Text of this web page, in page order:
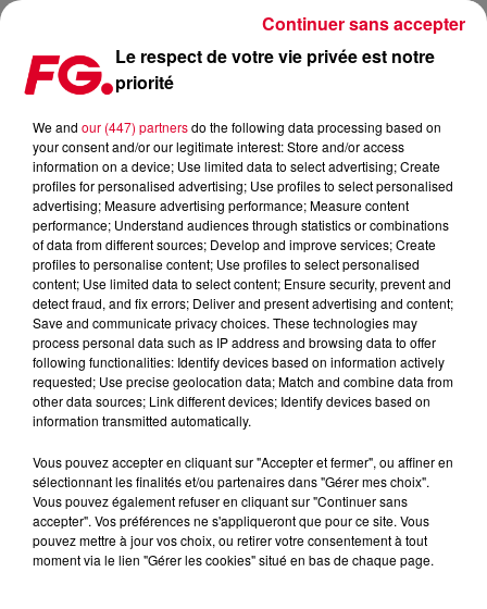
27 novembre 2023
LA MUSIC STORY DU JOUR : JOY ANONYMOUS
Le respect de votre vie privée est notre
priorité
We and our (447) partnersdo the following data processing based on
your consent and/or our legitimate interest: Store and/or access
information on a device; Use limited data to select advertising; Create
profiles for personalised advertising; Use profiles to select personalised
advertising; Measure advertising performance; Measure content
performance; Understand audiences through statistics or combinations
of data from different sources; Develop and improve services; Create
profiles to personalise content; Use profiles to select personalised
content; Use limited data to select content; Ensure security, prevent and
detect fraud, and fix errors; Deliver and present advertising and content;
Save and communicate privacy choices. These technologies may
process personal data such as IP address and browsing data to offer
following functionalities: Identify devices based on information actively
requested; Use precise geolocation data; Match and combine data from
other data sources; Link different devices; Identify devices based on
information transmitted automatically.
Vous pouvez accepter en cliquant sur "Accepter et fermer", ou affiner en
sélectionnant les finalités et/ou partenaires dans "Gérer mes choix".
Vous pouvez également refuser en cliquant sur "Continuer sans
accepter". Vos préférences ne s'appliqueront que pour ce site. Vous
pouvez mettre à jour vos choix, ou retirer votre consentement à tout
moment via le lien "Gérer les cookies" situé en bas de chaque page.
Continuer sans accepter